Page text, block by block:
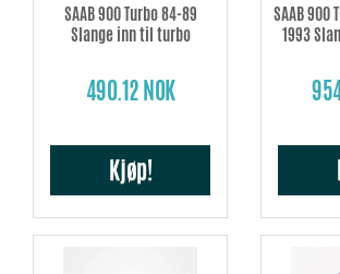
SAAB 900 Turbo 84-89
Slange inn til turbo
490.12 NOK
Kjøp!
SAAB 900
1993